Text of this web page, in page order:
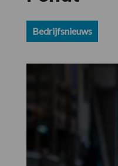
Bedrijfsnieuws